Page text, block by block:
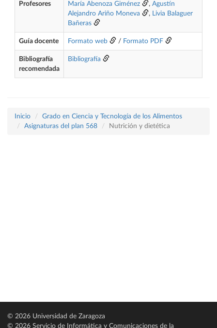
Profesores María Abenoza Giménez , Agustín
Alejandro Ariño Moneva
, Livia Balaguer
Bañeras
Guía docente Formato web / Formato PDF
Bibliografía
recomendada
Bibliografía
Inicio
Grado en Ciencia y Tecnología de los Alimentos
Asignaturas del plan 568
Nutrición y dietética
© 2026 Universidad de Zaragoza
© 2026 Servicio de Informática y Comunicaciones de la